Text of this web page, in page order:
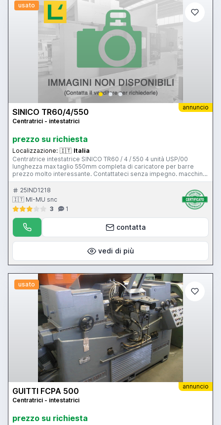
usato
annuncio
SINICO TR60/4/550
Centratrici - intestatrici
prezzo su richiesta
Localizzazione: 🇮🇹 Italia
Centratrice intestatrice SINICO TR60 / 4 / 550 4 unità USP/00
lunghezza max taglio 550mm completa di caricatore per barre
prezzo molto interessante. Contattateci senza impegno. macchina
visibile nel ns magazzino a Gussago (BS)
25IND1218
🇮🇹 MI-MU snc
3
1
contatta
vedi di più
usato
annuncio
GUITTI FCPA 500
Centratrici - intestatrici
prezzo su richiesta